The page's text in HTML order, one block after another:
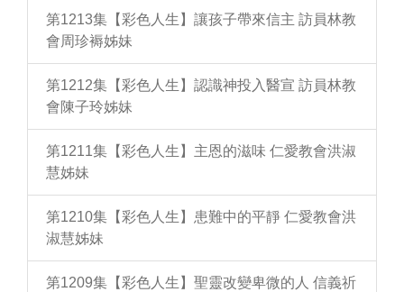
第1213集【彩色人生】讓孩子帶來信主 訪員林教
會周珍褥姊妹
第1212集【彩色人生】認識神投入醫宣 訪員林教
會陳子玲姊妹
第1211集【彩色人生】主恩的滋味 仁愛教會洪淑
慧姊妹
第1210集【彩色人生】患難中的平靜 仁愛教會洪
淑慧姊妹
第1209集【彩色人生】聖靈改變卑微的人 信義祈